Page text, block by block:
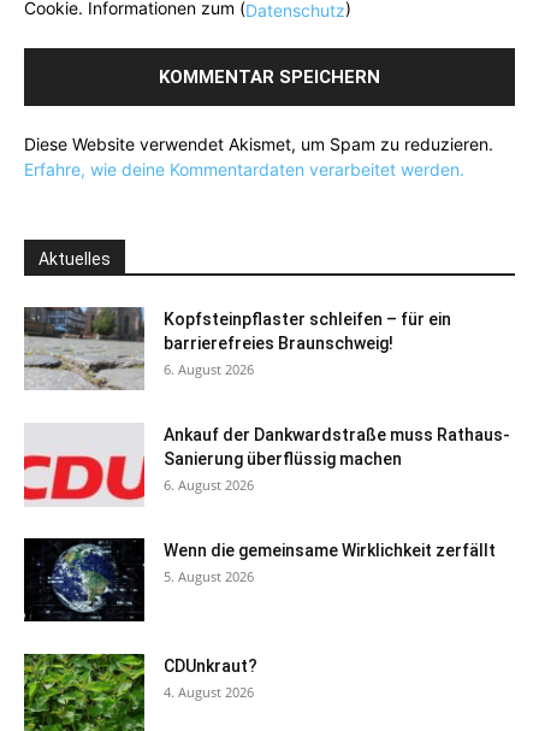
Cookie. Informationen zum (Datenschutz)
Diese Website verwendet Akismet, um Spam zu reduzieren.
Erfahre, wie deine Kommentardaten verarbeitet werden.
Aktuelles
Kopfsteinpflaster schleifen – für ein
barrierefreies Braunschweig!
6. August 2026
Ankauf der Dankwardstraße muss Rathaus-
Sanierung überflüssig machen
6. August 2026
Wenn die gemeinsame Wirklichkeit zerfällt
5. August 2026
CDUnkraut?
4. August 2026